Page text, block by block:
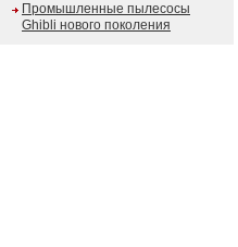
Промышленные пылесосы
Ghibli нового поколения